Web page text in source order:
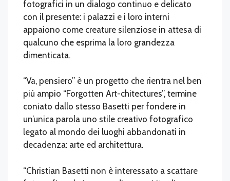
fotografici in un dialogo continuo e delicato
con il presente: i palazzi e i loro interni
appaiono come creature silenziose in attesa di
qualcuno che esprima la loro grandezza
dimenticata.
“Va, pensiero” è un progetto che rientra nel ben
più ampio “Forgotten Art-chitectures”, termine
coniato dallo stesso Basetti per fondere in
un’unica parola uno stile creativo fotografico
legato al mondo dei luoghi abbandonati in
decadenza: arte ed architettura.
“Christian Basetti non è interessato a scattare